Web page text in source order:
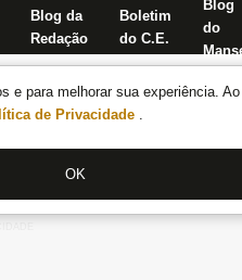
e para melhorar sua experiência.
de Privacidade .
OK
Blog da
Redação
Boletim
do C.E.
Blog
do